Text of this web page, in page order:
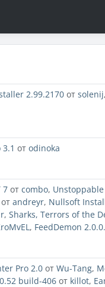
2.99.2170 от solenij,
от odinoka
7 от combo,
от andreyr, Nullsoft
, Sharks, Terrors of the
, FeedDemon
Pro 2.0 от Wu-Tang,
build-406 от killot,